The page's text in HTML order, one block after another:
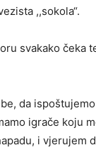
,,sokola“.
svakako čeka
da
igrače koju
i vjerujem